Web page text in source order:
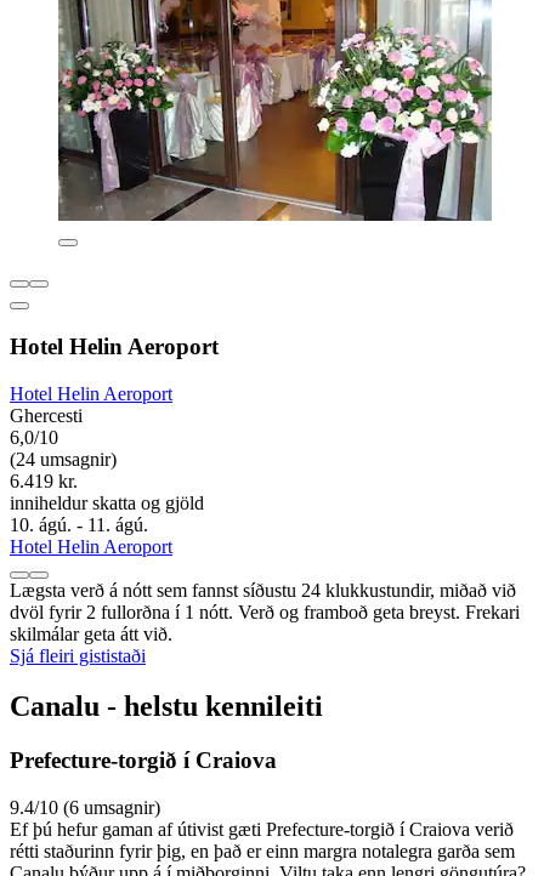
Hotel Helin Aeroport
Hotel Helin Aeroport
Ghercesti
6,0/10
(24 umsagnir)
6.419 kr.
inniheldur skatta og gjöld
10. ágú. - 11. ágú.
Hotel Helin Aeroport
Lægsta verð á nótt sem fannst síðustu 24 klukkustundir, miðað við
dvöl fyrir 2 fullorðna í 1 nótt. Verð og framboð geta breyst. Frekari
skilmálar geta átt við.
Sjá fleiri gististaði
Canalu - helstu kennileiti
Prefecture-torgið í Craiova
9.4/10 (6 umsagnir)
Ef þú hefur gaman af útivist gæti Prefecture-torgið í Craiova verið
rétti staðurinn fyrir þig, en það er einn margra notalegra garða sem